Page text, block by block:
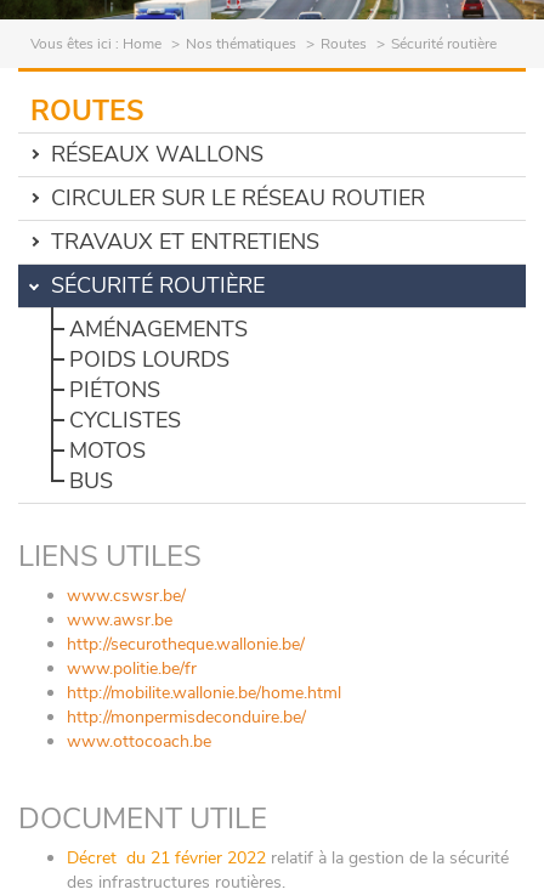
Vous êtes ici : Home Nos thématiques Routes Sécurité routière
ROUTES
RÉSEAUX WALLONS
CIRCULER SUR LE RÉSEAU ROUTIER
TRAVAUX ET ENTRETIENS
SÉCURITÉ ROUTIÈRE
AMÉNAGEMENTS
POIDS LOURDS
PIÉTONS
CYCLISTES
MOTOS
BUS
LIENS UTILES
www.cswsr.be/
www.awsr.be
http://securotheque.wallonie.be/
www.politie.be/fr
http://mobilite.wallonie.be/home.html
http://monpermisdeconduire.be/
www.ottocoach.be
DOCUMENT UTILE
Décret du 21 février 2022 relatif à la gestion de la sécurité
des infrastructures routières.